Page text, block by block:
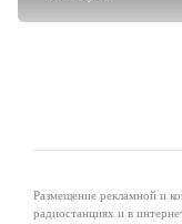
Размещение рекламной и
радиостанциях и в